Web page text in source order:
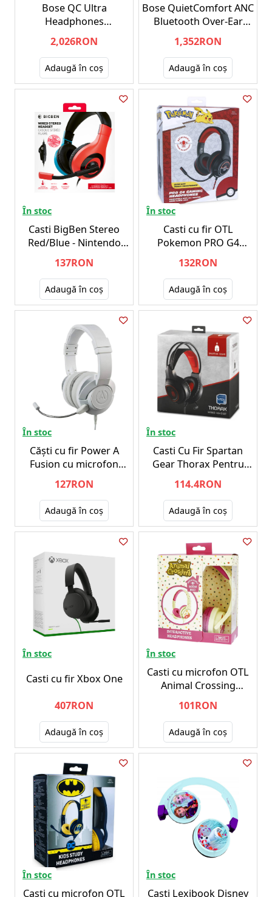
Bose QC Ultra
Headphones
Moonstone Blue
2,026RON
Adaugă în coş
Bose QuietComfort ANC
Bluetooth Over-Ear
Headphones White
1,352RON
Adaugă în coş
În stoc
Casti BigBen Stereo
Red/Blue - Nintendo
Switch
137RON
Adaugă în coş
În stoc
Casti cu fir OTL
Pokemon PRO G4
Negru/Rosu
132RON
Adaugă în coş
În stoc
Căști cu fir Power A
Fusion cu microfon
detașabil Alb - PS4
127RON
Adaugă în coş
În stoc
Casti Cu Fir Spartan
Gear Thorax Pentru
PC/PS4/Xbox One
114.4RON
Adaugă în coş
În stoc
Casti cu fir Xbox One
407RON
Adaugă în coş
În stoc
Casti cu microfon OTL
Animal Crossing
Interactive Boom
Bej/Roz
101RON
Adaugă în coş
În stoc
Casti cu microfon OTL
În stoc
Casti Lexibook Disney